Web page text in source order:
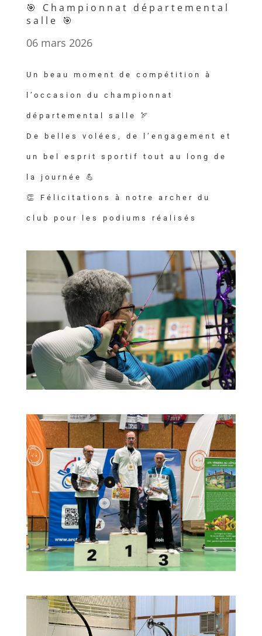
🎯 Championnat départemental
salle 🎯
06 mars 2026
Un beau moment de compétition à
l’occasion du championnat
départemental salle 🏹
De belles volées, de l’engagement et
un bel esprit sportif tout au long de
la journée 💪
👏 Félicitations à notre archer du
club pour les podiums réalisés